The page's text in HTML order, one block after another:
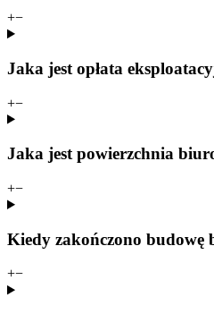
+−
Jaka jest opłata
+−
Jaka jest powierzchnia
+−
Kiedy zakończono budowę
+−